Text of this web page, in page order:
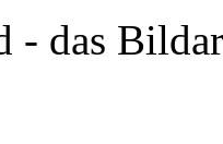
- das